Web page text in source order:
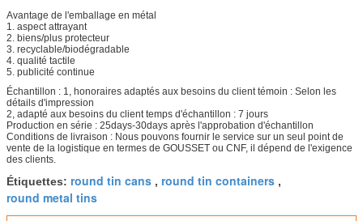
Avantage de l'emballage en métal
1. aspect attrayant
2. biens/plus protecteur
3. recyclable/biodégradable
4. qualité tactile
5. publicité continue
Échantillon : 1, honoraires adaptés aux besoins du client témoin : Selon les
détails d'impression
2, adapté aux besoins du client temps d'échantillon : 7 jours
Production en série : 25days-30days après l'approbation d'échantillon
Conditions de livraison : Nous pouvons fournir le service sur un seul point de
vente de la logistique en termes de GOUSSET ou CNF, il dépend de l'exigence
des clients.
Étiquettes: round tin cans , round tin containers ,
round metal tins